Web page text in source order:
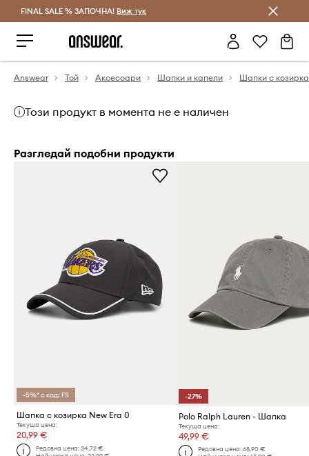
Спестявай с Answear Club
FINAL SALE % ЗАПОЧНА! Виж тук
Answear Той Аксесоари Шапки и капели Шапки с козирка
Този продукт в момента не е наличен
Разгледай подобни продукти
-5%* с код: FS
Шапка с козирка New Era 0
Текуща цена:
20,99 €
Редовна цена:34,72 €
-27%
Polo Ralph Lauren - Шапка
Текуща цена:
49,99 €
Редовна цена: 68,90 €